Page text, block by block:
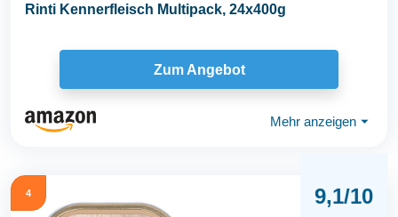
Rinti Kennerfleisch Multipack, 24x400g
Zum Angebot
Mehr anzeigen ⏷
4 9,1/10